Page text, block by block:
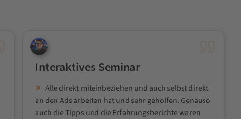
Interaktives Seminar
Alle direkt miteinbeziehen und auch selbst direkt
an den Ads arbeiten hat und sehr geholfen. Genauso
auch die Tipps und die Erfahrungsberichte waren